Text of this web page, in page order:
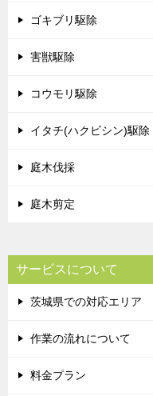
ゴキブリ駆除
害獣駆除
コウモリ駆除
イタチ(ハクビシン)駆除
庭木伐採
庭木剪定
サービスについて
茨城県での対応エリア
作業の流れについて
料金プラン